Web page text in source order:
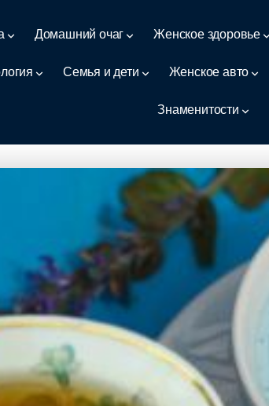
Домашний очаг Женское здоровье
Семья и дети Женское авто
Знаменитости